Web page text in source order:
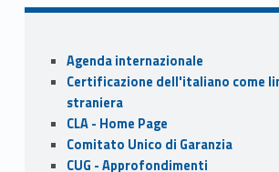
b
o
o
k
d
o
n
l e
Sidebar
Agenda internazionale
Certificazione dell'italiano come
straniera
CLA - Home Page
Comitato Unico di Garanzia
CUG - Approfondimenti